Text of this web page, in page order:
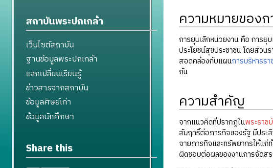
ความหมายของ
การยุบเลิกหน่วยงาน คือ การยุ
ประโยชน์สุขประชาชน โดยส่ว
สอดคล้องกับแผนการบริหารร
กัน
ความสำคัญ
จากแนวคิดที่ปรากฏในพระราช
สัมฤทธิ์ต่อภารกิจของรัฐ มีประ
จายภารกิจและทรัพยากรให้แก่
ผิดชอบต่อผลของงานการจัดส
สถาบันพระปกเกล้า
เว็บไซต์สถาบัน
ฐานข้อมูลพระปกเกล้า
แลกเปลี่ยนเรียนรู้
ข่าวสารจากสถาบัน
ข้อมูลศิษย์เก่า
ข้อมูลนักศึกษา
Share this